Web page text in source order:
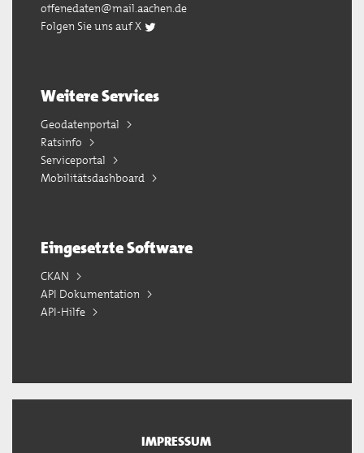
offenedaten@mail.aachen.de
Folgen Sie uns auf X
Weitere Services
Geodatenportal
Ratsinfo
Serviceportal
Mobilitätsdashboard
Eingesetzte Software
CKAN
API Dokumentation
API-Hilfe
IMPRESSUM